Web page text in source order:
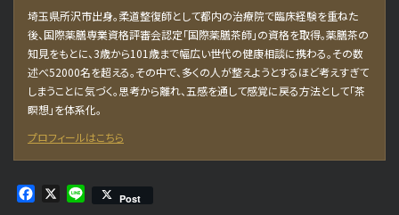
埼玉県所沢市出身。柔道整復師として都内の治療院で臨床経験を重ねた
後、国際薬膳専業資格評審会認定「国際薬膳茶師」の資格を取得。薬膳茶の
知見をもとに、3歳から101歳まで幅広い世代の健康相談に携わる。その数
述べ52000名を超える。その中で、多くの人が整えようとするほど考えすぎて
しまうことに気づく。思考から離れ、五感を通して感覚に戻る方法として「茶
瞑想」を体系化。
プロフィールはこちら
Facebook
X Line Post